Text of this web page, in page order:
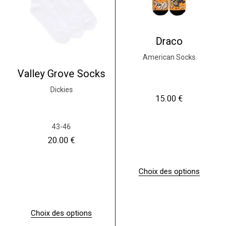
Valley Grove Socks
Dickies
43-46
20.00 €
Choix des options
Draco
American Socks
15.00 €
Choix des options